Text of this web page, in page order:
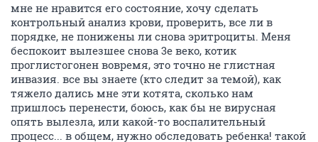
мне не нравится его состояние, хочу сделать
контрольный анализ крови, проверить, все ли в
порядке, не понижены ли снова эритроциты. Меня
беспокоит вылезшее снова 3е веко, котик
проглистогонен вовремя, это точно не глистная
инвазия. все вы знаете (кто следит за темой), как
тяжело дались мне эти котята, сколько нам
пришлось перенести, боюсь, как бы не вирусная
опять вылезла, или какой-то воспалительный
процесс... в общем, нужно обследовать ребенка! такой